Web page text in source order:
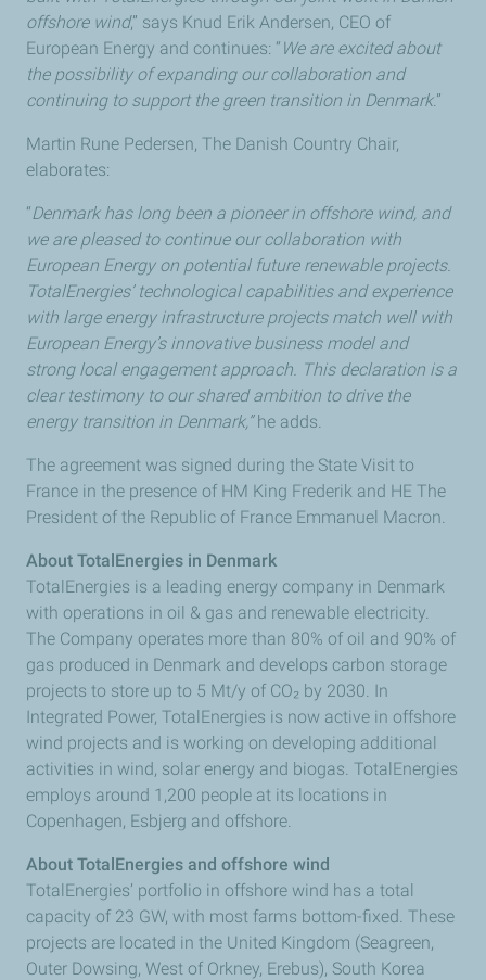
offshore wind,” says Knud Erik Andersen, CEO of
European Energy and continues: “ We are excited about
the possibility of expanding our collaboration and
continuing to support the green transition in Denmark.”
Martin Rune Pedersen, The Danish Country Chair,
elaborates:
“Denmark has long been a pioneer in offshore wind, and
we are pleased to continue our collaboration with
European Energy on potential future renewable projects.
TotalEnergies’ technological capabilities and experience
with large energy infrastructure projects match well with
European Energy’s innovative business model and
strong local engagement approach. This declaration is a
clear testimony to our shared ambition to drive the
energy transition in Denmark,”he adds.
The agreement was signed during the State Visit to
France in the presence of HM King Frederik and HE The
President of the Republic of France Emmanuel Macron.
About TotalEnergies in Denmark
TotalEnergies is a leading energy company in Denmark
with operations in oil & gas and renewable electricity.
The Company operates more than 80% of oil and 90% of
gas produced in Denmark and develops carbon storage
projects to store up to 5 Mt/y of CO₂ by 2030. In
Integrated Power, TotalEnergies is now active in offshore
wind projects and is working on developing additional
activities in wind, solar energy and biogas. TotalEnergies
employs around 1,200 people at its locations in
Copenhagen, Esbjerg and offshore.
About TotalEnergies and offshore wind
TotalEnergies’ portfolio in offshore wind has a total
capacity of 23 GW, with most farms bottom-fixed. These
projects are located in the United Kingdom (Seagreen,
Outer Dowsing, West of Orkney, Erebus), South Korea